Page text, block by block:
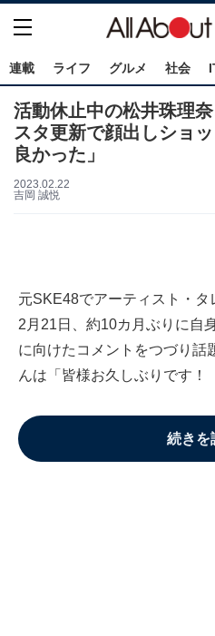
連載 ライフ グルメ 社会
活動休止中の松井珠理
スタ更新で顔出しショ
良かった」
2023.02.22
吉岡 誠悦
元SKE48でアーティスト・
2月21日、約10カ月ぶりに自
に向けたコメントをつづり話
んは「皆様お久しぶりです
続きを